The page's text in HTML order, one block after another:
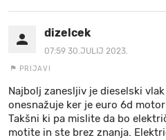
dizelcek
07:59 30.JULIJ 2023.
PRIJAVI
Najbolj zanesljiv je dieselski
onesnažuje ker je euro 6d
Takšni ki pa mislite da bo
motite in ste brez znanja.